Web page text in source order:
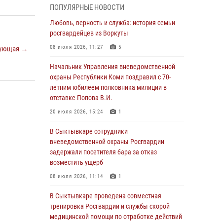
→
вневедомственной охраны Росгвардии
20 июля 2026, 15:12
В Коми сотрудники вневедомственной
медицинские учреждения
20 июля 2026, 15:08
В Усть-Вымском районе сотрудники
вневедомственной охраны задержали
20 июля 2026, 15:03
В год 10-летия Росгвардии: о службе и
спортивных достижениях сотрудника
вневедомственной охраны по Усть-
11 июля 2026, 16:00 4
В Сыктывкаре проведена совместная
ПОПУЛЯРНЫЕ НОВОСТИ
Любовь, верность и служба: история семьи
росгвардейцев из Воркуты
08 июля 2026, 11:27 5
Начальник Управления вневедомственной
охраны Республики Коми поздравил с 70-
летним юбилеем полковника милиции в
отставке Попова В.И.
20 июля 2026, 15:24 1
В Сыктывкаре сотрудники
вневедомственной охраны Росгвардии
задержали посетителя бара за отказ
возместить ущерб
08 июля 2026, 11:14 1
В Сыктывкаре проведена совместная
тренировка Росгвардии и службы скорой
медицинской помощи по отработке действий